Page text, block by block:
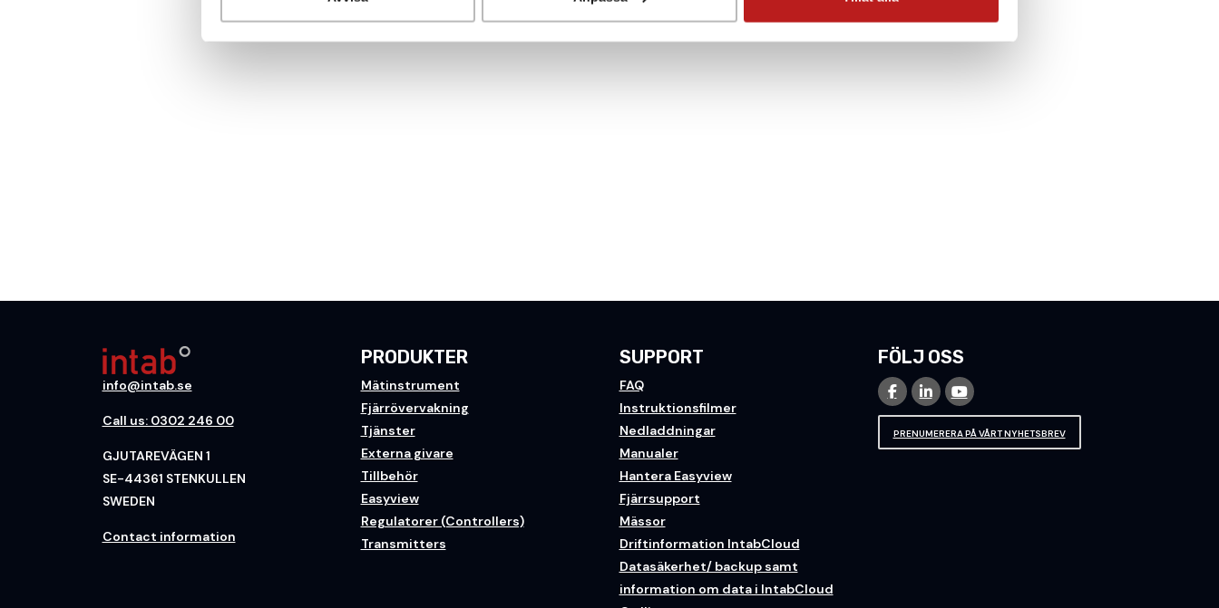
info@intab.se
Call us: 0302 246 00
GJUTAREVÄGEN 1
SE-44361 STENKULLEN
SWEDEN
Contact information
PRODUKTER
Mätinstrument
Fjärrövervakning
Tjänster
Externa givare
Tillbehör
Easyview
Regulatorer (Controllers)
Transmitters
SUPPORT
FAQ
Instruktionsfilmer
Nedladdningar
Manualer
Hantera Easyview
Fjärrsupport
Mässor
Driftinformation IntabCloud
Datasäkerhet/ backup samt
information om data i IntabCloud
FÖLJ OSS
PRENUMERERA PÅ VÅRT NYHETSBREV